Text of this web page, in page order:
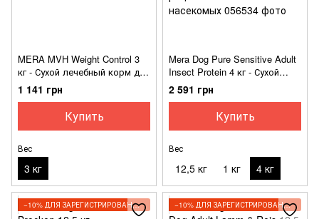
MERA MVH Weight Control 3
кг - Сухой лечебный корм для
взрослых собак с
избыточным весом
1 141 грн
Купить
Вес
3 кг
Mera Dog Pure Sensitive Adult
Insect Protein 4 кг - Сухой
корм для взрослых собак с
аллергией и пищевой
непереносимостью, рецепт с
белком насекомых
2 591 грн
Купить
Вес
12,5 кг 1 кг 4 кг
−10% ДЛЯ ЗАРЕГИСТРИРОВАННЫХ КЛИЕНТОВ −10% ДЛЯ ЗАРЕГИСТРИРОВАННЫХ КЛИЕНТОВ